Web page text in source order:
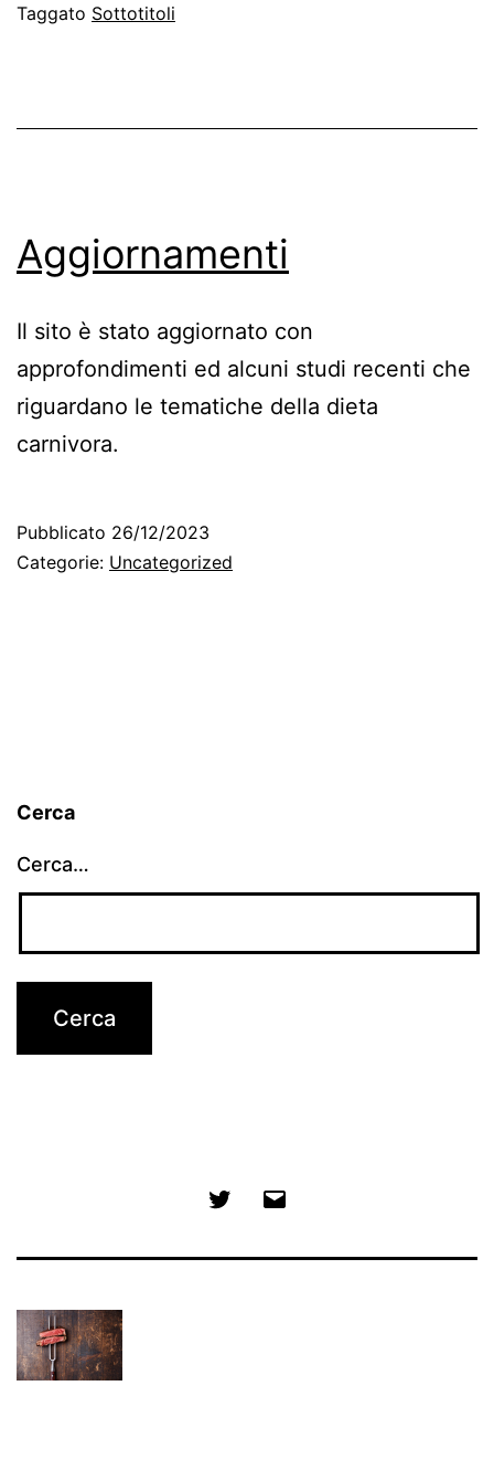
Taggato Sottotitoli
Aggiornamenti
Il sito è stato aggiornato con
approfondimenti ed alcuni studi recenti che
riguardano le tematiche della dieta
carnivora.
Pubblicato 26/12/2023
Categorie: Uncategorized
Cerca
Cerca…
Twitter